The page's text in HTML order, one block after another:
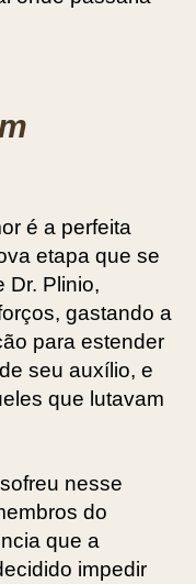
é a perfeita
etapa que se
Dr. Plinio,
gastando a
para estender
seu auxílio, e
que lutavam
nesse
do
que a
impedir